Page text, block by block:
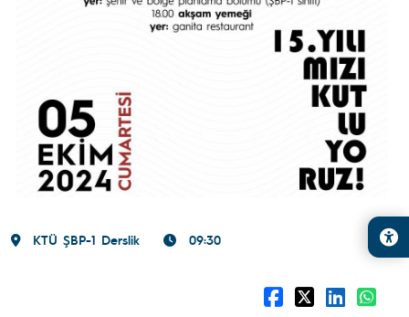
KTÜ ŞBP-1 Derslik 09:30